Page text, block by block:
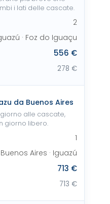
i lati delle cascate.
2
· Foz do Iguaçu
556 €
278 €
da Buenos Aires
alle cascate,
giorno libero.
1
Buenos Aires · Iguazú
713 €
713 €